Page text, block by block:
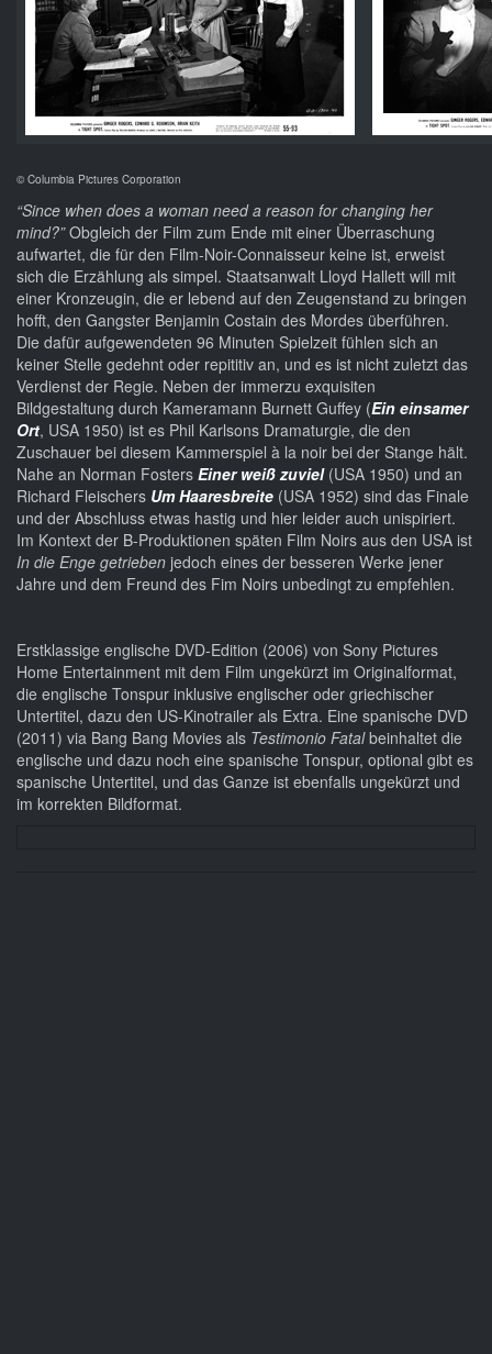
© Columbia Pictures Corporation
“Since when does a woman need a reason for changing her
mind?”Obgleich der Film zum Ende mit einer Überraschung
aufwartet, die für den Film-Noir-Connaisseur keine ist, erweist
sich die Erzählung als simpel. Staatsanwalt Lloyd Hallett will mit
einer Kronzeugin, die er lebend auf den Zeugenstand zu bringen
hofft, den Gangster Benjamin Costain des Mordes überführen.
Die dafür aufgewendeten 96 Minuten Spielzeit fühlen sich an
keiner Stelle gedehnt oder repititiv an, und es ist nicht zuletzt das
Verdienst der Regie. Neben der immerzu exquisiten
Bildgestaltung durch Kameramann Burnett Guffey (Ein einsamer
Ort, USA 1950) ist es Phil Karlsons Dramaturgie, die den
Zuschauer bei diesem Kammerspiel à la noir bei der Stange hält.
Nahe an Norman Fosters Einer weiß zuviel(USA 1950) und an
Richard Fleischers Um Haaresbreite (USA 1952) sind das Finale
und der Abschluss etwas hastig und hier leider auch unispiriert.
Im Kontext der B-Produktionen späten Film Noirs aus den USA ist
In die Enge getrieben jedoch eines der besseren Werke jener
Jahre und dem Freund des Fim Noirs unbedingt zu empfehlen.
Erstklassige englische DVD-Edition (2006) von Sony Pictures
Home Entertainment mit dem Film ungekürzt im Originalformat,
die englische Tonspur inklusive englischer oder griechischer
Untertitel, dazu den US-Kinotrailer als Extra. Eine spanische DVD
(2011) via Bang Bang Movies als Testimonio Fatalbeinhaltet die
englische und dazu noch eine spanische Tonspur, optional gibt es
spanische Untertitel, und das Ganze ist ebenfalls ungekürzt und
im korrekten Bildformat.